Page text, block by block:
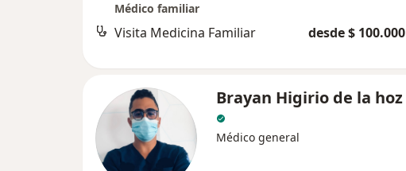
Médico familiar
Visita Medicina Familiar desde $ 100.000
Brayan Higirio de la hoz
Médico general